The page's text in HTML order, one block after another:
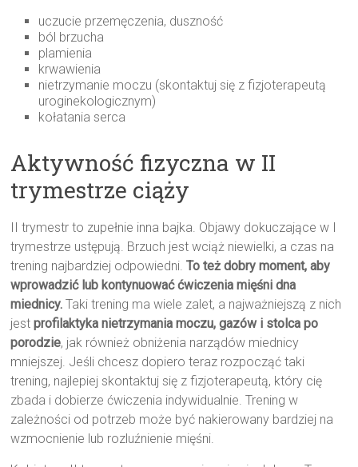
uczucie przemęczenia, duszność
ból brzucha
plamienia
krwawienia
nietrzymanie moczu (skontaktuj się z fizjoterapeutą
uroginekologicznym)
kołatania serca
Aktywność fizyczna w II
trymestrze ciąży
II trymestr to zupełnie inna bajka. Objawy dokuczające w I
trymestrze ustępują. Brzuch jest wciąż niewielki, a czas na
trening najbardziej odpowiedni. To też dobry moment, aby
wprowadzić lub kontynuować ćwiczenia mięśni dna
miednicy. Taki trening ma wiele zalet, a najważniejszą z nich
jestprofilaktyka nietrzymania moczu, gazów i stolca po
porodzie, jak również obniżenia narządów miednicy
mniejszej. Jeśli chcesz dopiero teraz rozpocząć taki
trening, najlepiej skontaktuj się z fizjoterapeutą, który cię
zbada i dobierze ćwiczenia indywidualnie. Trening w
zależności od potrzeb może być nakierowany bardziej na
wzmocnienie lub rozluźnienie mięśni.